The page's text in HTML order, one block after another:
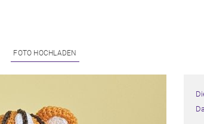
FOTO HOCHLADEN